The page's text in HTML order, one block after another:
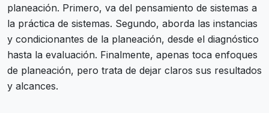
planeación. Primero, va del pensamiento de sistemas a
la práctica de sistemas. Segundo, aborda las instancias
y condicionantes de la planeación, desde el diagnóstico
hasta la evaluación. Finalmente, apenas toca enfoques
de planeación, pero trata de dejar claros sus resultados
y alcances.